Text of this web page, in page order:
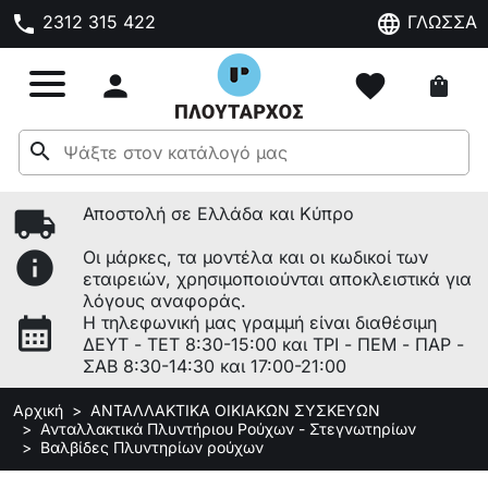
phone 2312 315 422 language ΓΛΩΣΣΑ
 favorite shopping_bag
search
local_shipping Αποστολή σε Ελλάδα και Κύπρο
info
Οι μάρκες, τα μοντέλα και οι κωδικοί των
εταιρειών, χρησιμοποιούνται αποκλειστικά για
λόγους αναφοράς.
calendar_month
Η τηλεφωνική μας γραμμή είναι διαθέσιμη
ΔΕΥΤ - ΤΕΤ 8:30-15:00 και ΤΡΙ - ΠΕΜ - ΠΑΡ -
ΣΑΒ 8:30-14:30 και 17:00-21:00
Αρχική
ΑΝΤΑΛΛΑΚΤΙΚΑ ΟΙΚΙΑΚΩΝ ΣΥΣΚΕΥΩΝ
Ανταλλακτικά Πλυντήριου Ρούχων - Στεγνωτηρίων
Βαλβίδες Πλυντηρίων ρούχων